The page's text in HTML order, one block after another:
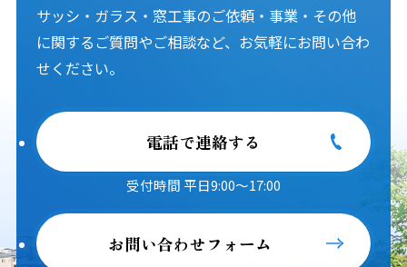
サッシ・ガラス・窓工事のご依頼・事業・その他
に関するご質問やご相談など、お気軽にお問い合わ
せください。
電話で連絡する
受付時間 平日9:00～17:00
お問い合わせフォーム